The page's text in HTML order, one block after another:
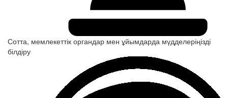
Сотта, мемлекеттік органдар мен ұйымдарда мүдделеріңізді
білдіру